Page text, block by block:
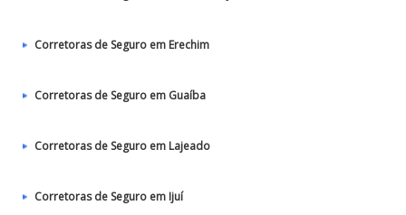
Corretoras de Seguro em Erechim
Corretoras de Seguro em Guaíba
Corretoras de Seguro em Lajeado
Corretoras de Seguro em Ijuí